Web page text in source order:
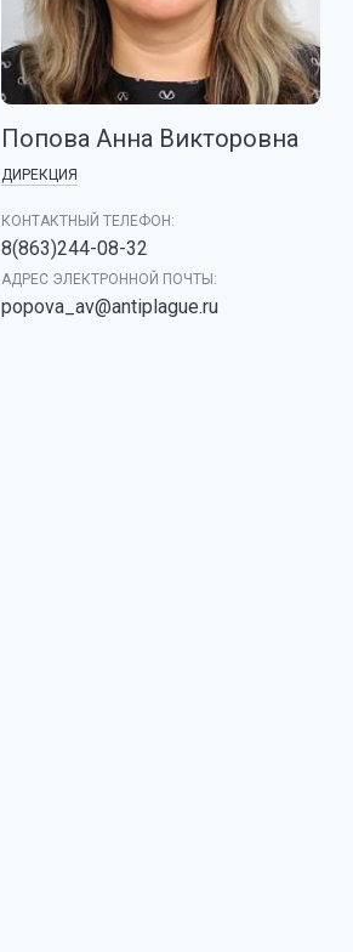
Попова Анна Викторовна
ДИРЕКЦИЯ
КОНТАКТНЫЙ ТЕЛЕФОН:
8(863)244-08-32
АДРЕС ЭЛЕКТРОННОЙ ПОЧТЫ:
popova_av@antiplague.ru